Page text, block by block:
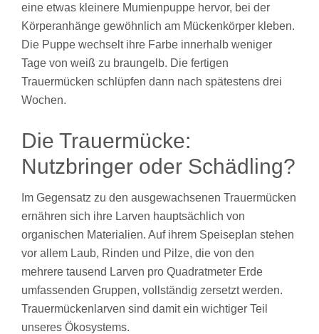
eine etwas kleinere Mumienpuppe hervor, bei der
Körperanhänge gewöhnlich am Mückenkörper kleben.
Die Puppe wechselt ihre Farbe innerhalb weniger
Tage von weiß zu braungelb. Die fertigen
Trauermücken schlüpfen dann nach spätestens drei
Wochen.
Die Trauermücke:
Nutzbringer oder Schädling?
Im Gegensatz zu den ausgewachsenen Trauermücken
ernähren sich ihre Larven hauptsächlich von
organischen Materialien. Auf ihrem Speiseplan stehen
vor allem Laub, Rinden und Pilze, die von den
mehrere tausend Larven pro Quadratmeter Erde
umfassenden Gruppen, vollständig zersetzt werden.
Trauermückenlarven sind damit ein wichtiger Teil
unseres Ökosystems.